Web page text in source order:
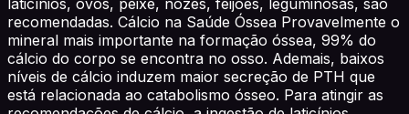
recomendadas. Cálcio na Saúde Óssea Provavelmente o
mineral mais importante na formação óssea, 99% do
cálcio do corpo se encontra no osso. Ademais, baixos
níveis de cálcio induzem maior secreção de PTH que
está relacionada ao catabolismo ósseo. Para atingir as